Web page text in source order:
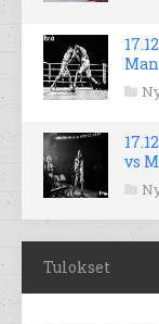
vs
Tulokset